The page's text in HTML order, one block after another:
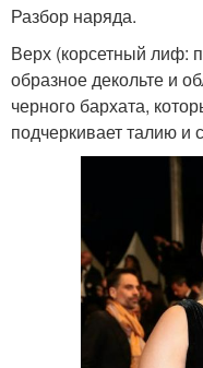
Разбор наряда.
Верх (корсетный лиф:
образное декольте и
черного бархата,
подчеркивает талию и